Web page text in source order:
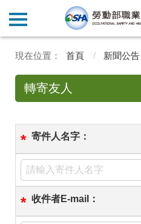
首頁 新聞公告
轉寄友人
* 寄件人名字：
* 收件者E-mail：